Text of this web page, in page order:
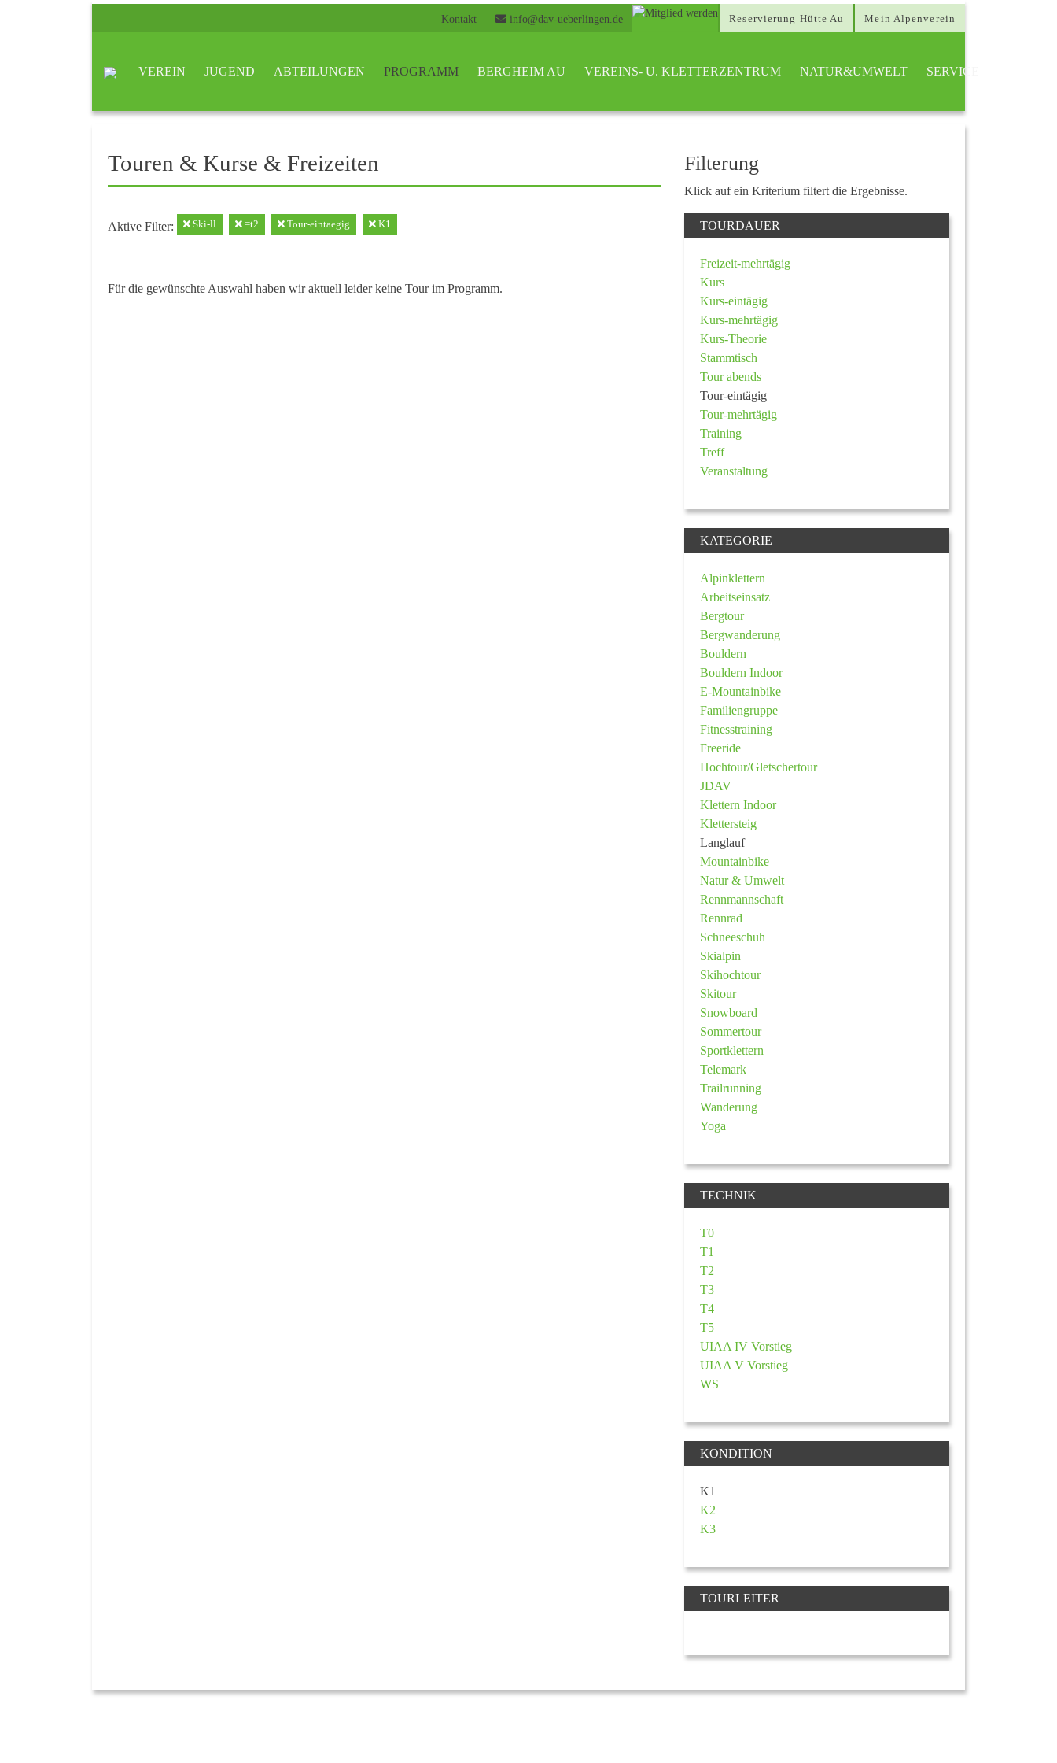
Kontakt info@dav-ueberlingen.de Reservierung Hütte Au Mein Alpenverein
VEREIN JUGEND ABTEILUNGEN PROGRAMM BERGHEIM AU VEREINS- U. KLETTERZENTRUM NATUR&UMWELT SERVICE
Touren & Kurse & Freizeiten
Aktive Filter: Ski-ll =t2 Tour-eintaegig K1
Für die gewünschte Auswahl haben wir aktuell leider keine Tour im Programm.
Filterung
Klick auf ein Kriterium filtert die Ergebnisse.
TOURDAUER
Freizeit-mehrtägig
Kurs
Kurs-eintägig
Kurs-mehrtägig
Kurs-Theorie
Stammtisch
Tour abends
Tour-eintägig
Tour-mehrtägig
Training
Treff
Veranstaltung
KATEGORIE
Alpinklettern
Arbeitseinsatz
Bergtour
Bergwanderung
Bouldern
Bouldern Indoor
E-Mountainbike
Familiengruppe
Fitnesstraining
Freeride
Hochtour/Gletschertour
JDAV
Klettern Indoor
Klettersteig
Langlauf
Mountainbike
Natur & Umwelt
Rennmannschaft
Rennrad
Schneeschuh
Skialpin
Skihochtour
Skitour
Snowboard
Sommertour
Sportklettern
Telemark
Trailrunning
Wanderung
Yoga
TECHNIK
T0
T1
T2
T3
T4
T5
UIAA IV Vorstieg
UIAA V Vorstieg
WS
KONDITION
K1
K2
K3
TOURLEITER